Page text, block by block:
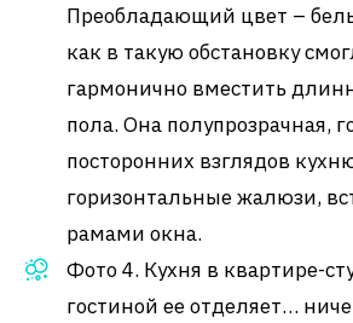
Преобладающий цвет –
как в такую обстановку
гармонично вместить
пола. Она полупрозрачная,
посторонних взглядов
горизонтальные жалюзи,
рамами окна.
Фото 4. Кухня в квартире-
гостиной ее отделяет…